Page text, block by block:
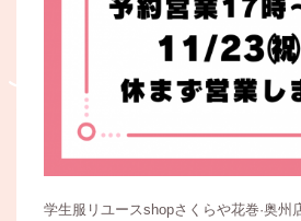
学生服リユースshopさくらや花巻·奥州